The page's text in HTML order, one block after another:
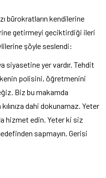
bürokratların kendilerine
getirmeyi geciktirdiği ileri
şöyle seslendi:
siyasetine yer vardır. Tehdit
polisini, öğretmenini
Biz bu makamda
dahi dokunamaz. Yeter
hizmet edin. Yeter ki siz
sapmayın. Gerisi